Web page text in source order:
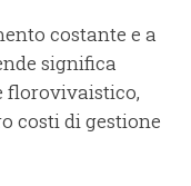
costante e a
significa
florovivaistico,
costi di gestione